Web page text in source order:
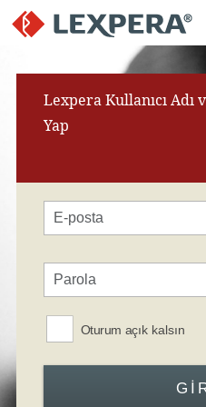
Lexpera Kullanıcı Adı
Yap
Oturum açık kalsın